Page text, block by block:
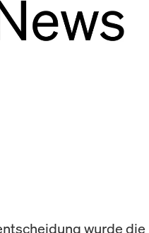
wurde die